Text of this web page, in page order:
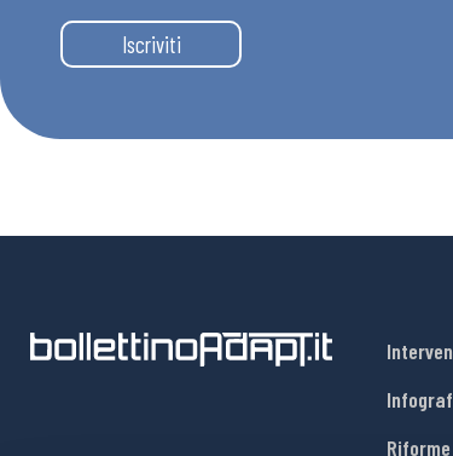
Iscriviti